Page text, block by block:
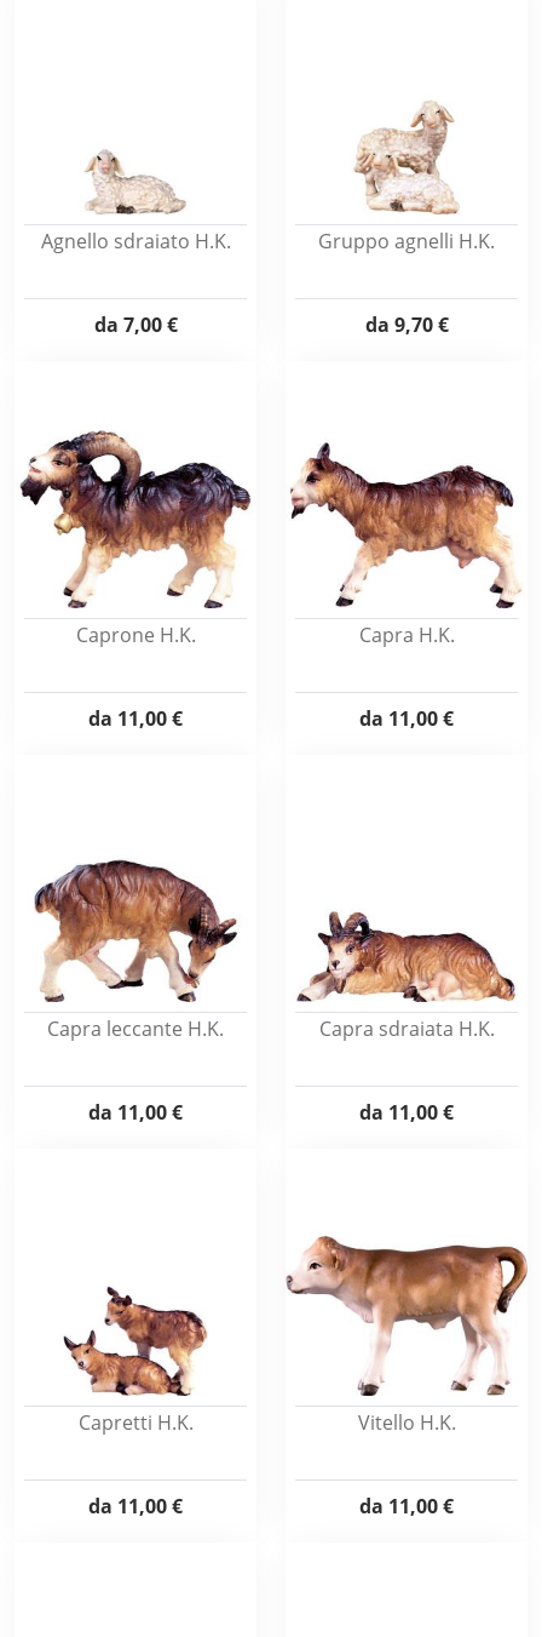
Agnello sdraiato H.K.
da 7,00 €
Gruppo agnelli H.K.
da 9,70 €
Caprone H.K.
da 11,00 €
Capra H.K.
da 11,00 €
Capra leccante H.K.
da 11,00 €
Capra sdraiata H.K.
da 11,00 €
Capretti H.K.
da 11,00 €
Vitello H.K.
da 11,00 €